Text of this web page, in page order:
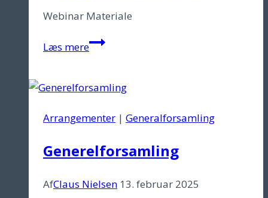
Webinar Materiale
Læs mereAutisme
med
konsulent
Høgh,
maj
Arrangementer | Generalforsamling
Generelforsamling
AfClaus Nielsen 13. februar 2025